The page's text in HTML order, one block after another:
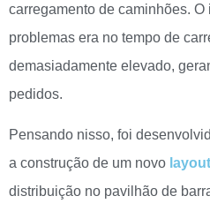
carregamento de caminhões.
problemas era no tempo de
demasiadamente elevado,
pedidos.
Pensando nisso, foi
a construção de um novo layout
distribuição no pavilhão de